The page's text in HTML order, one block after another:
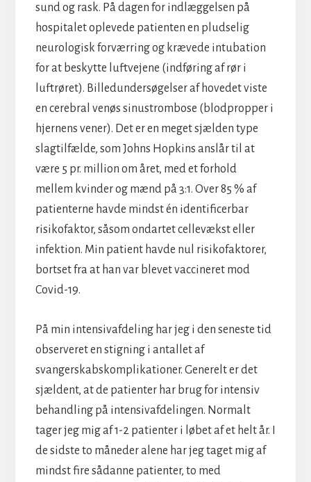
sund og rask. På dagen for indlæggelsen på
hospitalet oplevede patienten en pludselig
neurologisk forværring og krævede intubation
for at beskytte luftvejene (indføring af rør i
luftrøret). Billedundersøgelser af hovedet viste
en cerebral venøs sinustrombose (blodpropper i
hjernens vener). Det er en meget sjælden type
slagtilfælde, som Johns Hopkins anslår til at
være 5 pr. million om året, med et forhold
mellem kvinder og mænd på 3:1. Over 85 % af
patienterne havde mindst én identificerbar
risikofaktor, såsom ondartet cellevækst eller
infektion. Min patient havde nul risikofaktorer,
bortset fra at han var blevet vaccineret mod
Covid-19.
På min intensivafdeling har jeg i den seneste tid
observeret en stigning i antallet af
svangerskabs­komplikationer. Generelt er det
sjældent, at de patienter har brug for intensiv
behandling på intensivafdelingen. Normalt
tager jeg mig af 1-2 patienter i løbet af et helt år. I
de sidste to måneder alene har jeg taget mig af
mindst fire sådanne patienter, to med